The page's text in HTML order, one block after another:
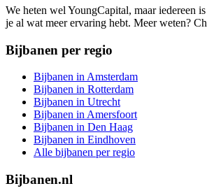
We heten wel YoungCapital, maar iedereen
je al wat meer ervaring hebt. Meer weten?
Bijbanen per regio
Bijbanen in Amsterdam
Bijbanen in Rotterdam
Bijbanen in Utrecht
Bijbanen in Amersfoort
Bijbanen in Den Haag
Bijbanen in Eindhoven
Alle bijbanen per regio
Bijbanen.nl